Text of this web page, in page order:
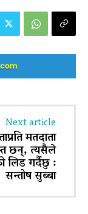
Next article
मतदाता
छन्, त्यसैले
लिड गर्दैछु :
सन्तोष सुब्बा